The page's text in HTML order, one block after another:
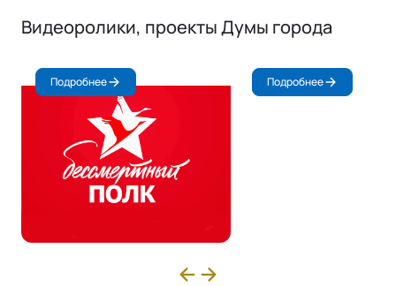
Видеоролики, проекты Думы города
Подробнее Подробнее